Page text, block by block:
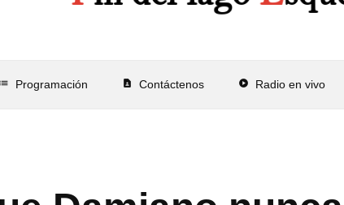
list Programación contact_page Contáctenos play_circle Radio en vivo